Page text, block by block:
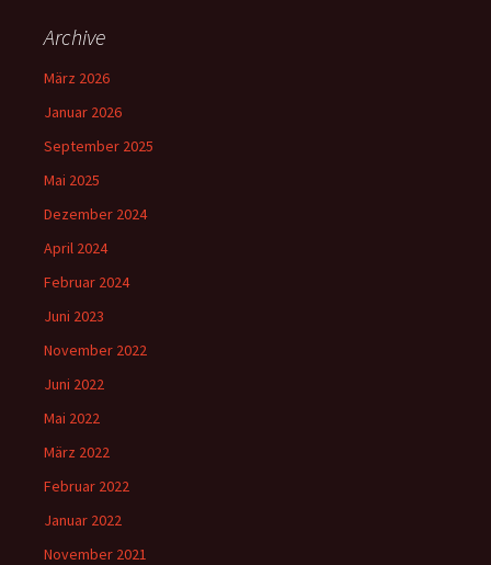
Archive
März 2026
Januar 2026
September 2025
Mai 2025
Dezember 2024
April 2024
Februar 2024
Juni 2023
November 2022
Juni 2022
Mai 2022
März 2022
Februar 2022
Januar 2022
November 2021